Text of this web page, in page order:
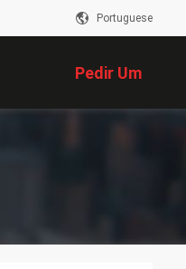
Portuguese
Pedir Um
Orçamento